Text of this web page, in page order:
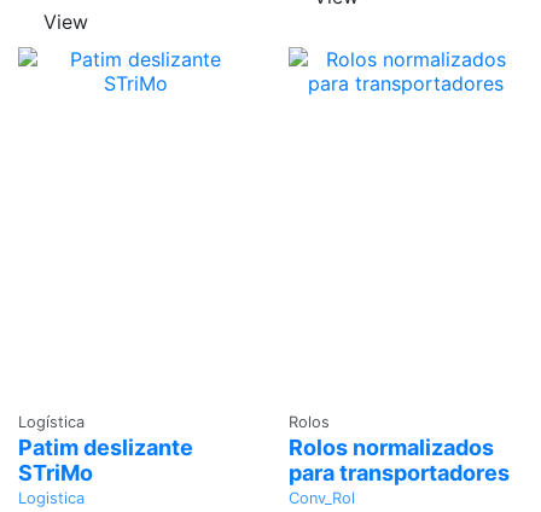
View
Logística
Patim deslizante
STriMo
Logistica
Rolos
Rolos normalizados
para transportadores
Conv_Rol